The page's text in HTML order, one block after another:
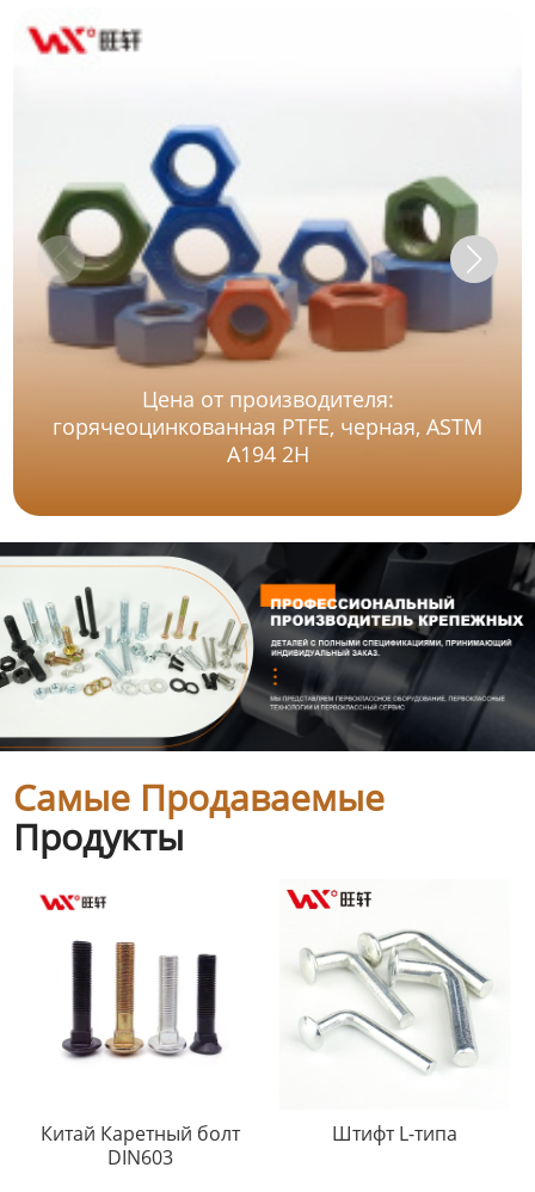
Цена от производителя:
горячеоцинкованная PTFE, черная, ASTM
A194 2H
Самые Продаваемые
Продукты
Китай Каретный болт
DIN603
Штифт L-типа